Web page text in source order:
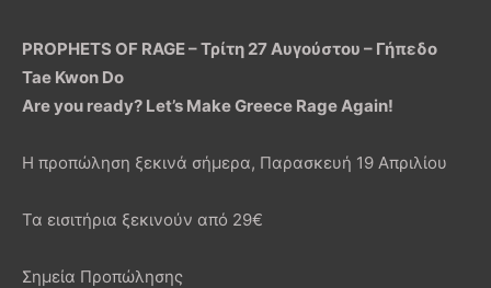
PROPHETS OF RAGE – Τρίτη 27 Αυγούστου – Γήπεδο
Tae Kwon Do
Are you ready? Let’s Make Greece Rage Again!
Η προπώληση ξεκινά σήμερα, Παρασκευή 19 Απριλίου
Τα εισιτήρια ξεκινούν από 29€
Σημεία Προπώλησης